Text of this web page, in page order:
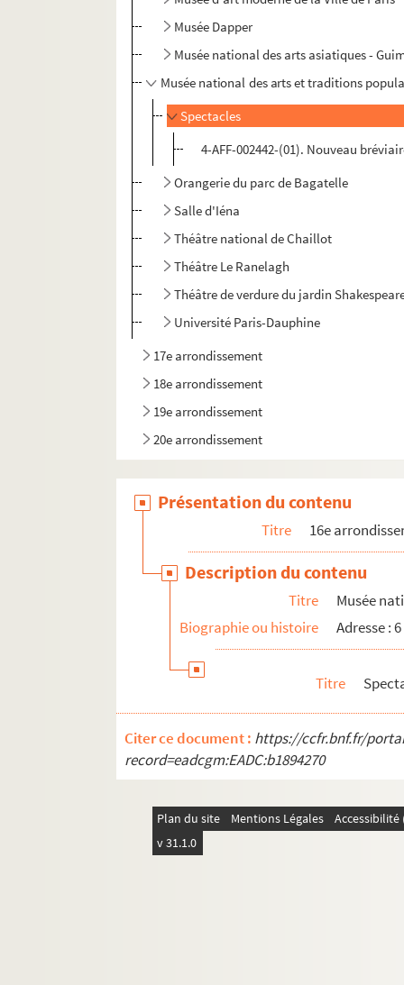
Musée Dapper
Musée national des arts asiatiques -
Musée national des arts et traditions
Spectacles
4-AFF-002442-(01). Nouveau
Orangerie du parc de Bagatelle
Salle d'Iéna
Théâtre national de Chaillot
Théâtre Le Ranelagh
Théâtre de verdure du jardin
Université Paris-Dauphine
17e arrondissement
18e arrondissement
19e arrondissement
20e arrondissement
Présentation du contenu
Titre 16e
Description du contenu
Titre
Musée
Biographie ou histoire
Adresse :
Titre
Citer ce document : https://ccfr.bnf.fr/
record=eadcgm:EADC:b1894270
Plan du site Mentions Légales
v 31.1.0